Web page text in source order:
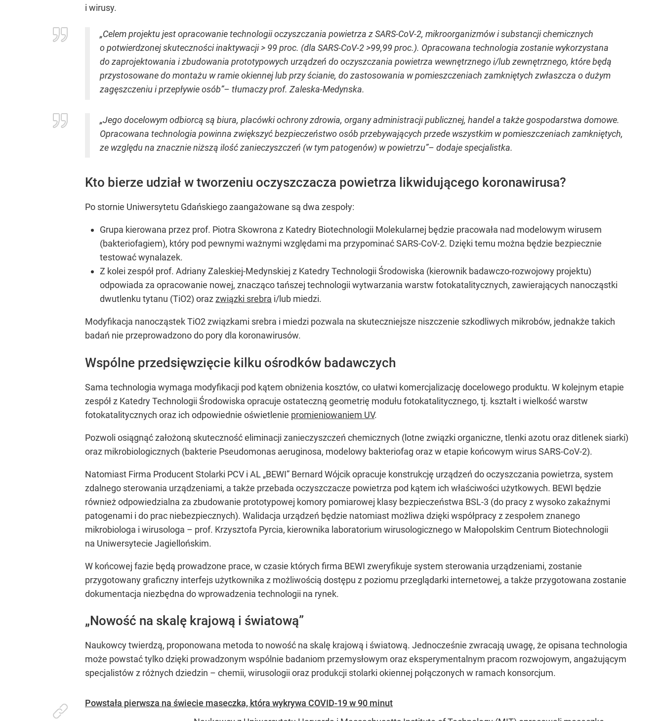
i wirusy.
„Celem projektu jest opracowanie technologii oczyszczania powietrza z SARS-CoV-2, mikroorganizmów i substancji chemicznych
o potwierdzonej skuteczności inaktywacji > 99 proc. (dla SARS-CoV-2 >99,99 proc.). Opracowana technologia zostanie wykorzystana
do zaprojektowania i zbudowania prototypowych urządzeń do oczyszczania powietrza wewnętrznego i/lub zewnętrznego, które będą
przystosowane do montażu w ramie okiennej lub przy ścianie, do zastosowania w pomieszczeniach zamkniętych zwłaszcza o dużym
zagęszczeniu i przepływie osób”– tłumaczy prof. Zaleska-Medynska.
„Jego docelowym odbiorcą są biura, placówki ochrony zdrowia, organy administracji publicznej, handel a także gospodarstwa domowe.
Opracowana technologia powinna zwiększyć bezpieczeństwo osób przebywających przede wszystkim w pomieszczeniach zamkniętych,
ze względu na znacznie niższą ilość zanieczyszczeń (w tym patogenów) w powietrzu”– dodaje specjalistka.
Kto bierze udział w tworzeniu oczyszczacza powietrza likwidującego koronawirusa?
Po stornie Uniwersytetu Gdańskiego zaangażowane są dwa zespoły:
Grupa kierowana przez prof. Piotra Skowrona z Katedry Biotechnologii Molekularnej będzie pracowała nad modelowym wirusem
(bakteriofagiem), który pod pewnymi ważnymi względami ma przypominać SARS-CoV-2. Dzięki temu można będzie bezpiecznie
testować wynalazek.
Z kolei zespół prof. Adriany Zaleskiej-Medynskiej z Katedry Technologii Środowiska (kierownik badawczo-rozwojowy projektu)
odpowiada za opracowanie nowej, znacząco tańszej technologii wytwarzania warstw fotokatalitycznych, zawierających nanocząstki
dwutlenku tytanu (TiO2) oraz związki srebra i/lub miedzi.
Modyfikacja nanocząstek TiO2 związkami srebra i miedzi pozwala na skuteczniejsze niszczenie szkodliwych mikrobów, jednakże takich
badań nie przeprowadzono do pory dla koronawirusów.
Wspólne przedsięwzięcie kilku ośrodków badawczych
Sama technologia wymaga modyfikacji pod kątem obniżenia kosztów, co ułatwi komercjalizację docelowego produktu. W kolejnym etapie
zespół z Katedry Technologii Środowiska opracuje ostateczną geometrię modułu fotokatalitycznego, tj. kształt i wielkość warstw
fotokatalitycznych oraz ich odpowiednie oświetlenie promieniowaniem UV.
Pozwoli osiągnąć założoną skuteczność eliminacji zanieczyszczeń chemicznych (lotne związki organiczne, tlenki azotu oraz ditlenek siarki)
oraz mikrobiologicznych (bakterie Pseudomonas aeruginosa, modelowy bakteriofag oraz w etapie końcowym wirus SARS-CoV-2).
Natomiast Firma Producent Stolarki PCV i AL „BEWI” Bernard Wójcik opracuje konstrukcję urządzeń do oczyszczania powietrza, system
zdalnego sterowania urządzeniami, a także przebada oczyszczacze powietrza pod kątem ich właściwości użytkowych. BEWI będzie
również odpowiedzialna za zbudowanie prototypowej komory pomiarowej klasy bezpieczeństwa BSL-3 (do pracy z wysoko zakaźnymi
patogenami i do prac niebezpiecznych). Walidacja urządzeń będzie natomiast możliwa dzięki współpracy z zespołem znanego
mikrobiologa i wirusologa – prof. Krzysztofa Pyrcia, kierownika laboratorium wirusologicznego w Małopolskim Centrum Biotechnologii
na Uniwersytecie Jagiellońskim.
W końcowej fazie będą prowadzone prace, w czasie których firma BEWI zweryfikuje system sterowania urządzeniami, zostanie
przygotowany graficzny interfejs użytkownika z możliwością dostępu z poziomu przeglądarki internetowej, a także przygotowana zostanie
dokumentacja niezbędna do wprowadzenia technologii na rynek.
„Nowość na skalę krajową i światową”
Naukowcy twierdzą, proponowana metoda to nowość na skalę krajową i światową. Jednocześnie zwracają uwagę, że opisana technologia
może powstać tylko dzięki prowadzonym wspólnie badaniom przemysłowym oraz eksperymentalnym pracom rozwojowym, angażującym
specjalistów z różnych dziedzin – chemii, wirusologii oraz produkcji stolarki okiennej połączonych w ramach konsorcjum.
Powstała pierwsza na świecie maseczka, która wykrywa COVID-19 w 90 minut